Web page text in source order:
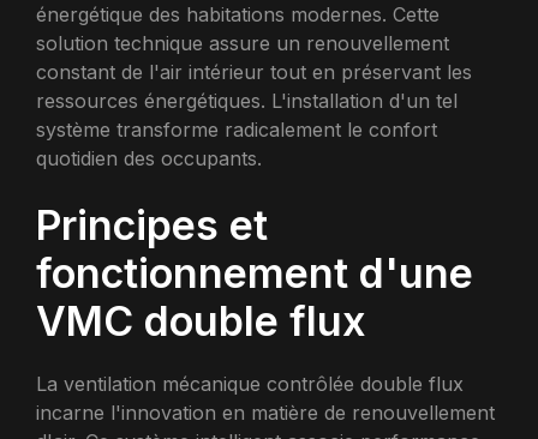
énergétique des habitations modernes. Cette
solution technique assure un renouvellement
constant de l'air intérieur tout en préservant les
ressources énergétiques. L'installation d'un tel
système transforme radicalement le confort
quotidien des occupants.
Principes et
fonctionnement d'une
VMC double flux
La ventilation mécanique contrôlée double flux
incarne l'innovation en matière de renouvellement